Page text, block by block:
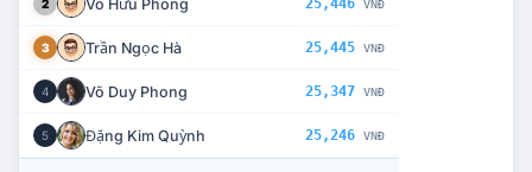
2 Võ Hữu Phong VNĐ
3 Trần Ngọc Hà 25,445 VNĐ
4 Võ Duy Phong 25,347 VNĐ
5 Đặng Kim Quỳnh 25,246 VNĐ